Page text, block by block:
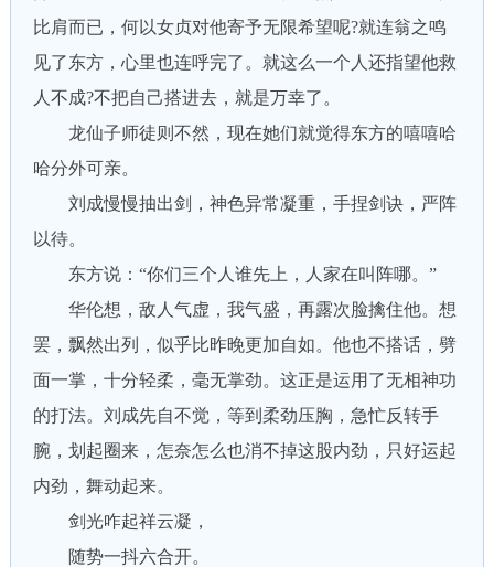
比肩而已，何以女贞对他寄予无限希望呢?就连翁之鸣
见了东方，心里也连呼完了。就这么一个人还指望他救
人不成?不把自己搭进去，就是万幸了。
龙仙子师徒则不然，现在她们就觉得东方的嘻嘻哈
哈分外可亲。
刘成慢慢抽出剑，神色异常凝重，手捏剑诀，严阵
以待。
东方说：“你们三个人谁先上，人家在叫阵哪。”
华伦想，敌人气虚，我气盛，再露次脸擒住他。想
罢，飘然出列，似乎比昨晚更加自如。他也不搭话，劈
面一掌，十分轻柔，毫无掌劲。这正是运用了无相神功
的打法。刘成先自不觉，等到柔劲压胸，急忙反转手
腕，划起圈来，怎奈怎么也消不掉这股内劲，只好运起
内劲，舞动起来。
剑光咋起祥云凝，
随势一抖六合开。